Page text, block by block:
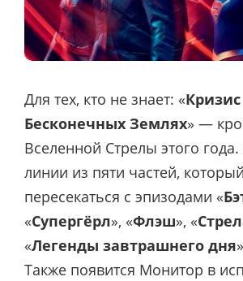
Для тех, кто не знает: «
Бесконечных Землях» —
Вселенной Стрелы этого
линии из пяти частей,
пересекаться с эпизодами «
«Супергёрл», «Флэш», «
«Легенды завтрашнего дня
Также появится Монитор в